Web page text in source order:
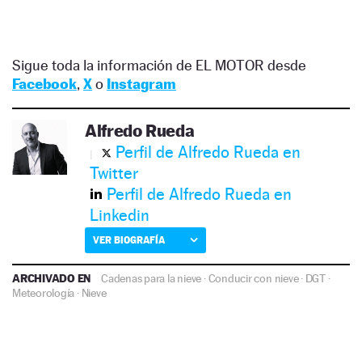
Sigue toda la información de EL MOTOR desde
Facebook, Xo Instagram
Alfredo Rueda
Perfil de Alfredo Rueda en
Twitter
Perfil de Alfredo Rueda en
Linkedin
VER BIOGRAFÍA
ARCHIVADO EN Cadenas para la nieve ·Conducir con nieve· DGT ·
Meteorología · Nieve